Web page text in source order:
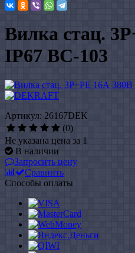
Вилка стац.
IP67 ВС-103
Артикул: 26167DEK
(0)
Не указана цена за 1
В наличии
Запросить цену
Сравнить
Способы оплаты